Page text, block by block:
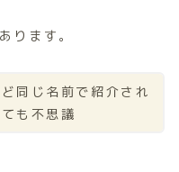
ります。
同じ名前で紹介され
も不思議